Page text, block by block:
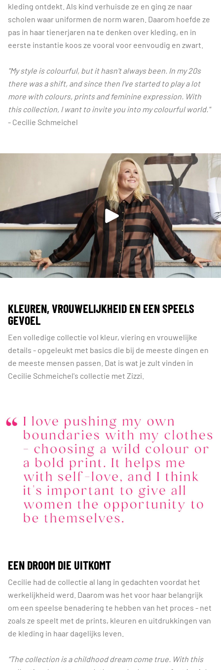
kleding ontdekt. Als kind verhuisde ze en ging ze naar
scholen waar uniformen de norm waren. Daarom hoefde ze
pas in haar tienerjaren na te denken over kleding, en in
eerste instantie koos ze vooral voor eenvoudig en zwart.
"My style is colourful, but it hasn't always been. In my 20s
there was a shift, and since then I've started to play a lot
more with colours, prints and feminine expression. With
this collection, I want to invite you into my colourful world."
- Cecilie Schmeichel
KLEUREN, VROUWELIJKHEID EN EEN SPEELS
GEVOEL
Een volledige collectie vol kleur, viering en vrouwelijke
details - opgeleukt met basics die bij de meeste dingen en
de meeste mensen passen. Dat is wat je zult vinden in
Cecilie Schmeichel's collectie met Zizzi.
EEN DROOM DIE UITKOMT
Cecilie had de collectie al lang in gedachten voordat het
werkelijkheid werd. Daarom was het voor haar belangrijk
om een speelse benadering te hebben van het proces - net
zoals ze speelt met de prints, kleuren en uitdrukkingen van
de kleding in haar dagelijks leven.
“The collection is a childhood dream come true. With this